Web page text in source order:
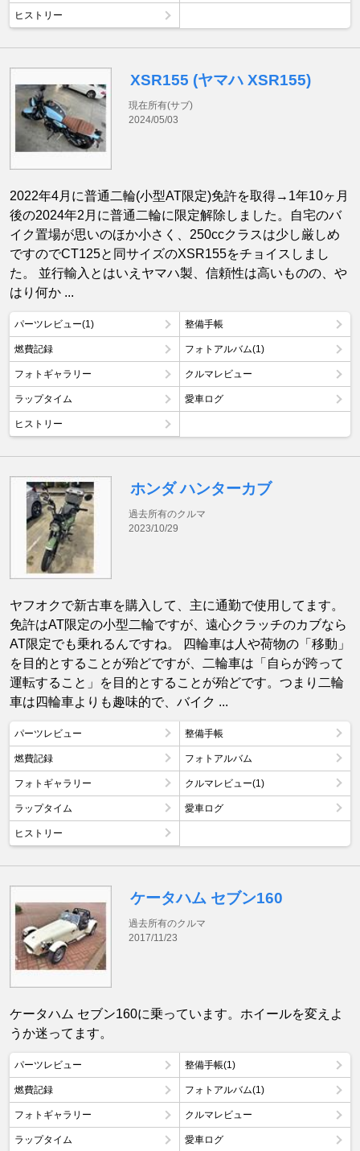
ヒストリー
XSR155 (ヤマハ XSR155)
現在所有(サブ)
2024/05/03
2022年4月に普通二輪(小型AT限定)免許を取得→1年10ヶ月
後の2024年2月に普通二輪に限定解除しました。自宅のバ
イク置場が思いのほか小さく、250ccクラスは少し厳しめ
ですのでCT125と同サイズのXSR155をチョイスしまし
た。 並行輸入とはいえヤマハ製、信頼性は高いものの、や
はり何か ...
パーツレビュー(1) 整備手帳
燃費記録 フォトアルバム(1)
フォトギャラリー クルマレビュー
ラップタイム 愛車ログ
ヒストリー
ホンダ ハンターカブ
過去所有のクルマ
2023/10/29
ヤフオクで新古車を購入して、主に通勤で使用してます。
免許はAT限定の小型二輪ですが、遠心クラッチのカブなら
AT限定でも乗れるんですね。 四輪車は人や荷物の「移動」
を目的とすることが殆どですが、二輪車は「自らが跨って
運転すること」を目的とすることが殆どです。つまり二輪
車は四輪車よりも趣味的で、バイク ...
パーツレビュー 整備手帳
燃費記録 フォトアルバム
フォトギャラリー クルマレビュー(1)
ラップタイム 愛車ログ
ヒストリー
ケータハム セブン160
過去所有のクルマ
2017/11/23
ケータハム セブン160に乗っています。ホイールを変えよ
うか迷ってます。
パーツレビュー 整備手帳(1)
燃費記録 フォトアルバム(1)
フォトギャラリー クルマレビュー
ラップタイム 愛車ログ